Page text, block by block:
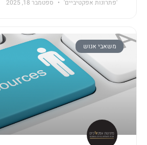
'פתרונות אפקטיביים' ספטמבר 18, 2025
משאבי אנוש